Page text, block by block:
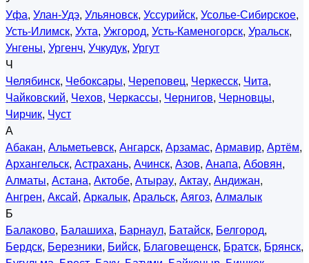
Уфа, Улан-Удэ, Ульяновск, Уссурийск, Усолье-Сибирское,
Усть-Илимск, Ухта, Ужгород, Усть-Каменогорск, Уральск,
Унгены, Ургенч, Учкудук, Ургут
Ч
Челябинск, Чебоксары, Череповец, Черкесск, Чита,
Чайковский, Чехов, Черкассы, Чернигов, Черновцы,
Чирчик, Чуст
А
Абакан, Альметьевск, Ангарск, Арзамас, Армавир, Артём,
Архангельск, Астрахань, Ачинск, Азов, Анапа, Абовян,
Алматы, Астана, Актобе, Атырау, Актау, Андижан,
Ангрен, Аксай, Аркалык, Аральск, Аягоз, Алмалык
Б
Балаково, Балашиха, Барнаул, Батайск, Белгород,
Бердск, Березники, Бийск, Благовещенск, Братск, Брянск,